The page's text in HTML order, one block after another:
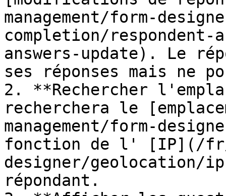
management/form-
completion/respondent-
answers-update). Le
ses réponses mais ne
2. **Rechercher
recherchera le
management/form-
fonction de l' [IP](/fr/
designer/geolocation/
répondant.